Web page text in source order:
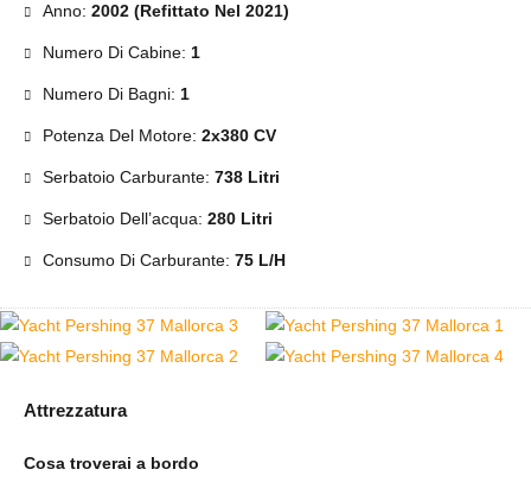
Anno: 2002 (Refittato Nel 2021)
Numero Di Cabine: 1
Numero Di Bagni: 1
Potenza Del Motore: 2x380 CV
Serbatoio Carburante: 738 Litri
Serbatoio Dell’acqua: 280 Litri
Consumo Di Carburante: 75 L/h
Attrezzatura
Cosa troverai a bordo